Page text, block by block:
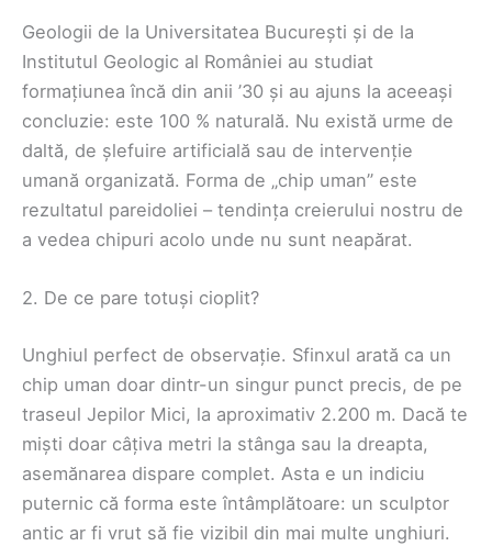
Geologii de la Universitatea București și de la
Institutul Geologic al României au studiat
formațiunea încă din anii ’30 și au ajuns la aceeași
concluzie: este 100 % naturală. Nu există urme de
daltă, de șlefuire artificială sau de intervenție
umană organizată. Forma de „chip uman” este
rezultatul pareidoliei – tendința creierului nostru de
a vedea chipuri acolo unde nu sunt neapărat.
2. De ce pare totuși cioplit?
Unghiul perfect de observație. Sfinxul arată ca un
chip uman doar dintr-un singur punct precis, de pe
traseul Jepilor Mici, la aproximativ 2.200 m. Dacă te
miști doar câțiva metri la stânga sau la dreapta,
asemănarea dispare complet. Asta e un indiciu
puternic că forma este întâmplătoare: un sculptor
antic ar fi vrut să fie vizibil din mai multe unghiuri.